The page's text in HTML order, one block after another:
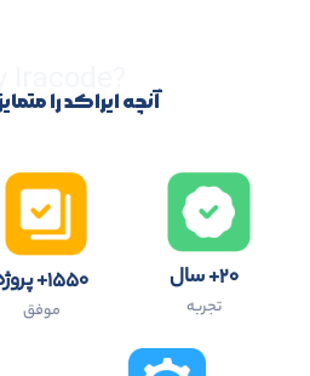
آنچه ایراکد را
۲۰+ سال
تجربه
۱۵۵۰+ پروژه
موفق